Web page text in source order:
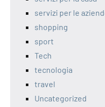
servizi per le
shopping
sport
Tech
tecnologia
travel
Uncategorized